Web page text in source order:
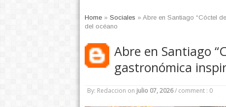
Home » Sociales » Abre en Santiago “Cóctel
del océano
Abre en Santiago
gastronómica
By: Redaccion on julio 07, 2026/ comment : 0